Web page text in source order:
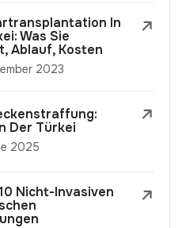
In
Was Sie
Ablauf, Kosten
2023
Der Türkei
2025
Nicht-Invasiven